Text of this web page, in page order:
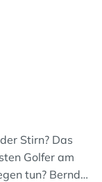
Stirn? Das
Golfer am
tun? Bernd…